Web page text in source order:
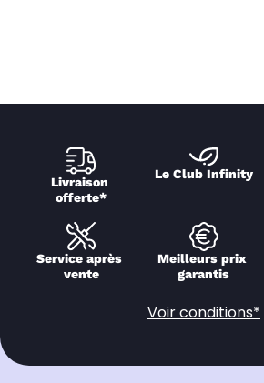
Livraison
offerte*
Le Club Infinity
Service après
vente
Meilleurs prix
garantis
Voir conditions*